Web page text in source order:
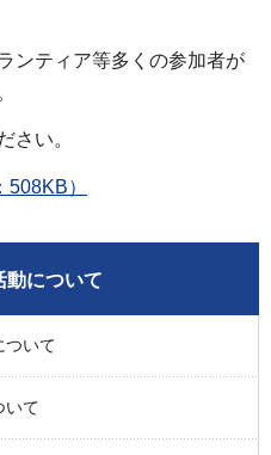
ンティア等多くの参加者が
さい。
）
動について
ついて
いて